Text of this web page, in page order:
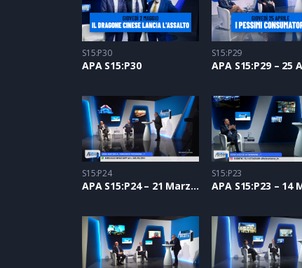
S15:P30
APA S15:P30
S15:P29
S15:P24
APA S15:P24 – 21 Marzo 2024
S15:P23